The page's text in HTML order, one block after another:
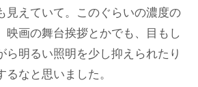
見えていて。このぐらいの濃度の
映画の舞台挨拶とかでも、目もし
ら明るい照明を少し抑えられたり
なと思いました。